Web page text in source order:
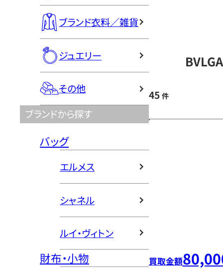
ブランド衣料／雑貨
ジュエリー
その他
ブランドから探す
バッグ
エルメス
シャネル
ルイ・ヴィトン
財布・小物
45 件
買取金額